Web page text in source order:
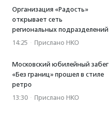
Организация «Радость»
открывает сеть
региональных подразделений
14:25 · Прислано НКО
Московский юбилейный забег
«Без границ» прошел в стиле
ретро
13:30 · Прислано НКО